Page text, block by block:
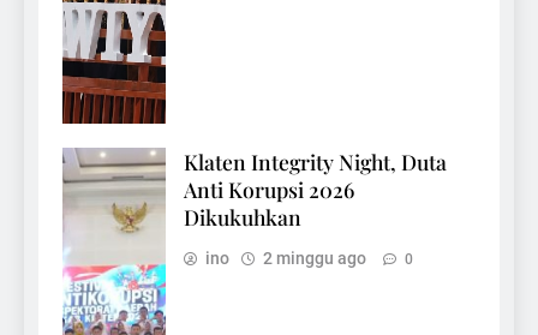
Klaten Integrity Night, Duta
Anti Korupsi 2026
Dikukuhkan
ino 2 minggu ago 0